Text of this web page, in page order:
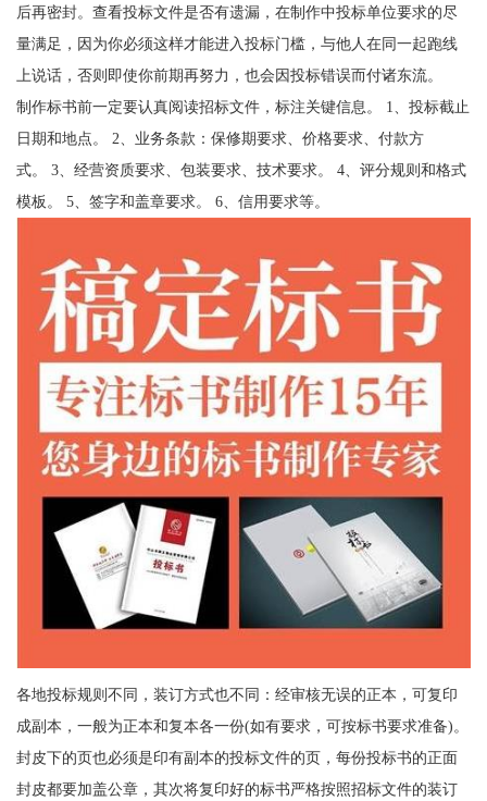
后再密封。查看投标文件是否有遗漏，在制作中投标单位要求的尽
量满足，因为你必须这样才能进入投标门槛，与他人在同一起跑线
上说话，否则即使你前期再努力，也会因投标错误而付诸东流。
制作标书前一定要认真阅读招标文件，标注关键信息。 1、投标截止
日期和地点。 2、业务条款：保修期要求、价格要求、付款方
式。 3、经营资质要求、包装要求、技术要求。 4、评分规则和格式
模板。 5、签字和盖章要求。 6、信用要求等。
各地投标规则不同，装订方式也不同：经审核无误的正本，可复印
成副本，一般为正本和复本各一份(如有要求，可按标书要求准备)。
封皮下的页也必须是印有副本的投标文件的页，每份投标书的正面
封皮都要加盖公章，其次将复印好的标书严格按照招标文件的装订